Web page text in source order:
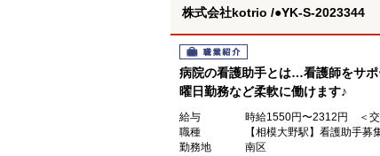
株式会社kotrio /●YK-S-2023344
職業紹介
病院の看護助手とは…看護師をサ
曜日勤務など柔軟に働けます♪
給与
時給1550円〜2312円 ＜交
職種
【相模大野駅】看護助手
勤務地
南区